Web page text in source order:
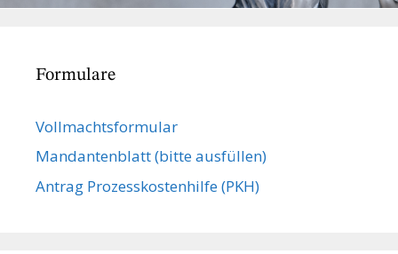
Formulare
Vollmachts­formular
Mandanten­blatt (bitte ausfüllen)
Antrag Prozesskostenhilfe (PKH)